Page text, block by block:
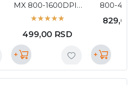
MX 800-1600DPI (
MISW4B04/Z )
499,00 RSD
+
800-
RGB LED
6
USB,
1,8 m (
829,00
+